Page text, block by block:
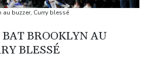
cèdent à la tentation de l'exil
buzzer, Curry blessé
BROOKLYN AU
BLESSÉ